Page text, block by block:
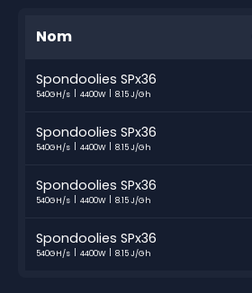
Nom
Spondoolies SPx36
540GH/s 4400W 8.15 J/Gh
Spondoolies SPx36
540GH/s 4400W 8.15 J/Gh
Spondoolies SPx36
540GH/s 4400W 8.15 J/Gh
Spondoolies SPx36
540GH/s 4400W 8.15 J/Gh